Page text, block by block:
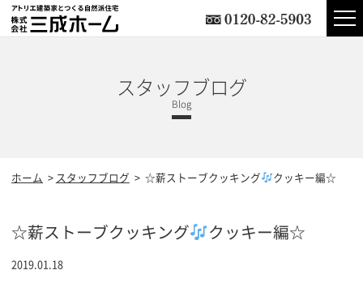
スタッフブログ
ホーム スタッフブログ ☆薪ストーブクッキング クッキー編☆
☆薪ストーブクッキング クッキー編☆
2019.01.18